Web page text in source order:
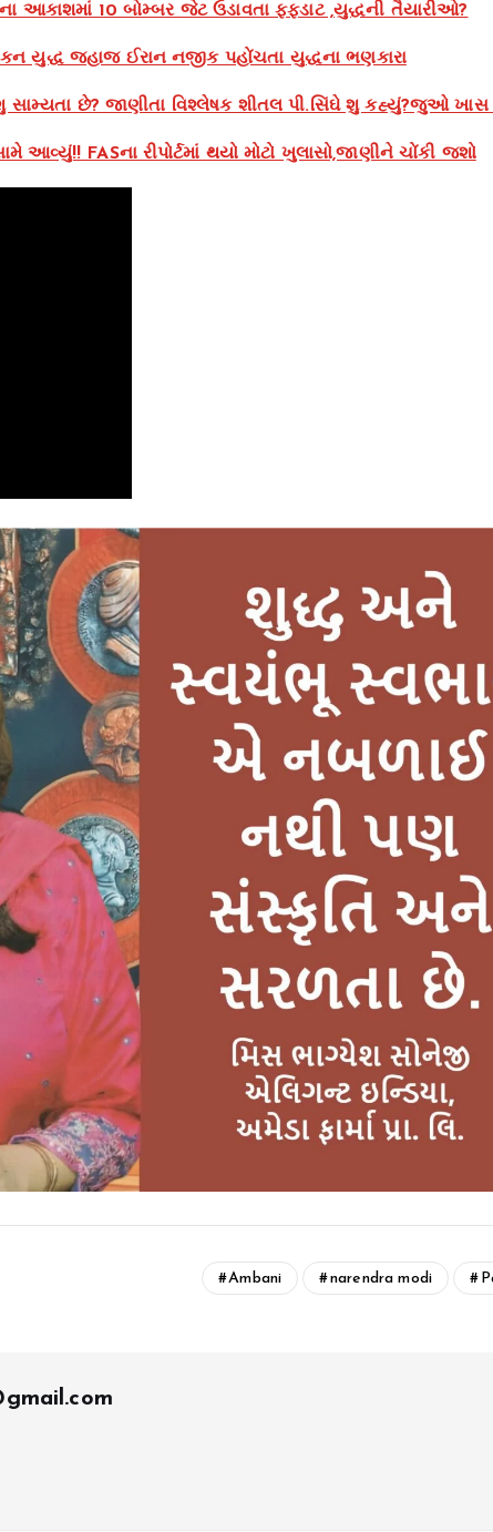
આકાશમાં 10 બોમ્બર જેટ ઉડાવતા ફફડાટ ,યુદ્ધની તૈયારીઓ?
યુદ્ધ જહાજ ઈરાન નજીક પહોંચતા યુદ્ધના ભણકારા
સામ્યતા છે? જાણીતા વિશ્લેષક શીતલ પી.સિંઘે શુ કહ્યું?જુઓ ખાસ
આવ્યું!! FASના રીપોર્ટમાં થયો મોટો ખુલાસો,જાણીને ચોંકી જશો
Ambani narendra modi